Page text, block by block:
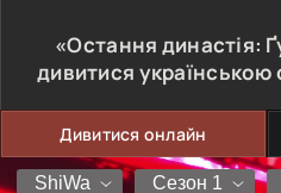
«Остання династія:
дивитися
Дивитися онлайн